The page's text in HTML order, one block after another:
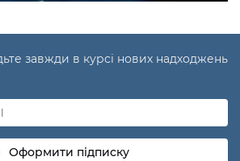
завжди в курсі нових надходжень
Оформити підписку